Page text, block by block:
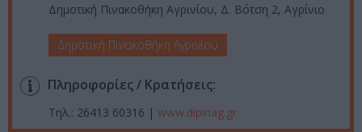
Δημοτική Πινακοθήκη Αγρινίου, Δ. Βότση 2, Αγρίνιο
Δημοτική Πινακοθήκη Αγρινίου
Πληροφορίες / Κρατήσεις:
Τηλ.: 26413 60316 | www.dipinag.gr